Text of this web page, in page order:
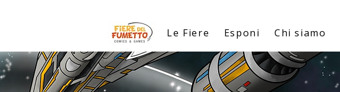
Le Fiere Esponi Chi siamo